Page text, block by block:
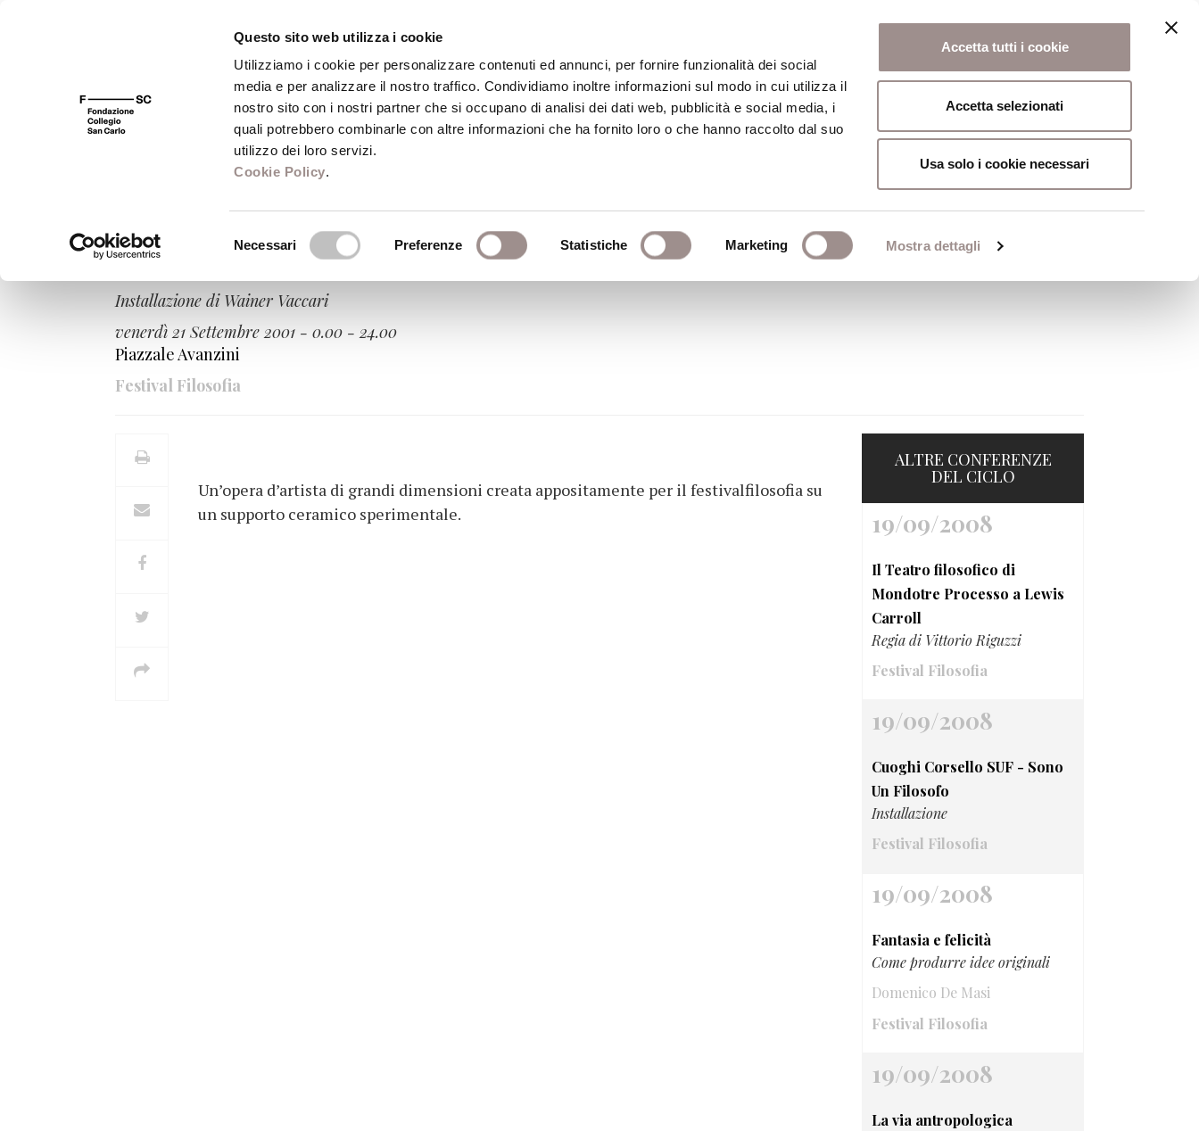
Questo sito web utilizza i cookie
Utilizziamo i cookie per personalizzare contenuti ed annunci, per fornire funzionalità dei social
media e per analizzare il nostro traffico. Condividiamo inoltre informazioni sul modo in cui utilizza il
nostro sito con i nostri partner che si occupano di analisi dei dati web, pubblicità e social media, i
quali potrebbero combinarle con altre informazioni che ha fornito loro o che hanno raccolto dal suo
utilizzo dei loro servizi.
Cookie Policy.
Necessari Preferenze Statistiche Marketing Mostra dettagli
Accetta tutti i cookie
Accetta selezionati
Usa solo i cookie necessari
FSC 400 Fondazione Biblioteca Centro Culturale Centro Studi Religiosi Scuola Alti Studi
Venerdì Sassuolo
Pensiero di testa
Installazione di Wainer Vaccari
venerdì 21 Settembre 2001 - 0.00 - 24.00
Piazzale Avanzini
Festival Filosofia
Un’opera d’artista di grandi dimensioni creata appositamente per il festivalfilosofia su
un supporto ceramico sperimentale.
ALTRE CONFERENZE
DEL CICLO
19/09/2008
Il Teatro filosofico di
Mondotre Processo a Lewis
Carroll
Regia di Vittorio Riguzzi
Festival Filosofia
19/09/2008
Cuoghi Corsello SUF - Sono
Un Filosofo
Installazione
Festival Filosofia
19/09/2008
Fantasia e felicità
Come produrre idee originali
Domenico De Masi
Festival Filosofia
19/09/2008
La via antropologica